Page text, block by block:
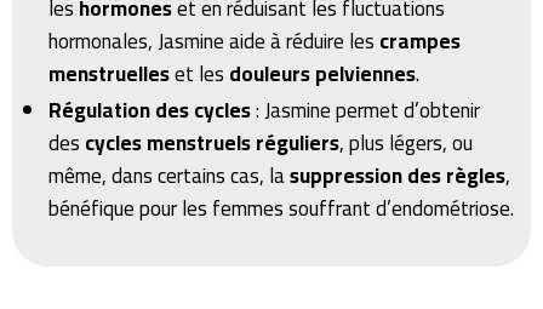
leshormoneset en réduisant les fluctuations
hormonales, Jasmine aide à réduire lescrampes
menstruelleset lesdouleurs pelviennes.
Régulation des cycles: Jasmine permet d’obtenir
descycles menstruels réguliers, plus légers, ou
même, dans certains cas, lasuppression des règles,
bénéfique pour les femmes souffrant d’endométriose.